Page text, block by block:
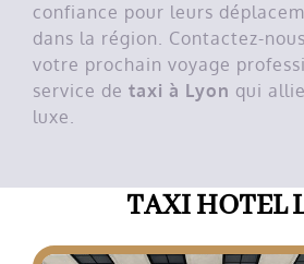
confiance pour leurs
dans la région. Contactez-
votre prochain voyage
service de taxi à Lyon qui
luxe.
TAXI HOTEL